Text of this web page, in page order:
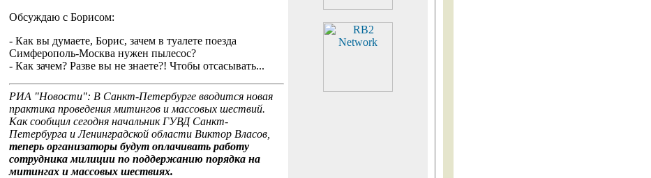
Обсуждаю с Борисом:
- Как вы думаете, Борис, зачем в туалете поезда
Симферополь-Москва нужен пылесос?
- Как зачем? Разве вы не знаете?! Чтобы отсасывать...
РИА "Новости": В Санкт-Петербурге вводится новая
практика проведения митингов и массовых шествий.
Как сообщил сегодня начальник ГУВД Санкт-
Петербурга и Ленинградской области Виктор Власов,
теперь организаторы будут оплачивать работу
сотрудника милиции по поддержанию порядка на
митингах и массовых шествиях.